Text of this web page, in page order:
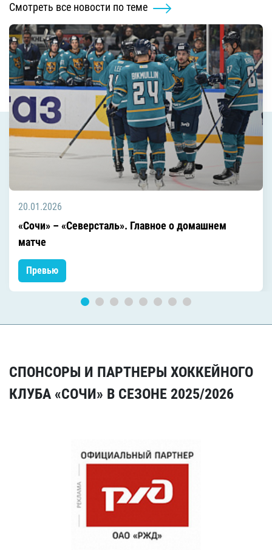
Смотреть все новости по теме
20.01.2026
«Сочи» – «Северсталь». Главное о домашнем
матче
Превью
СПОНСОРЫ И ПАРТНЕРЫ ХОККЕЙНОГО
КЛУБА «СОЧИ» В СЕЗОНЕ 2025/2026